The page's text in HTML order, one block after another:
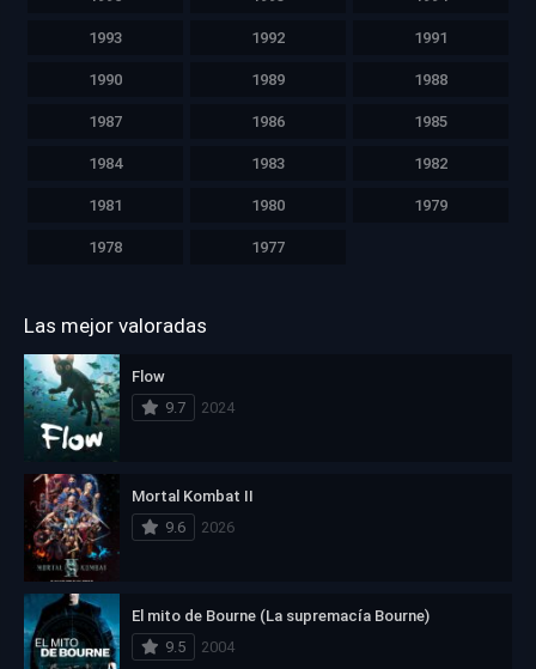
1993 1992 1991
1990 1989 1988
1987 1986 1985
1984 1983 1982
1981 1980 1979
1978 1977
Las mejor valoradas
Flow
9.7
2024
Mortal Kombat II
9.6
2026
El mito de Bourne (La supremacía Bourne)
9.5
2004